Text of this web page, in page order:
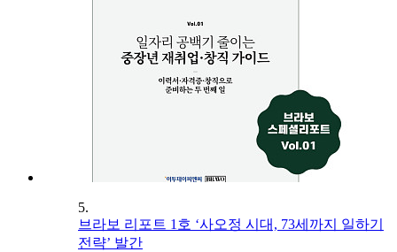
5.
브라보 리포트 1호 ‘사오정 시대, 73세까지 일하기
전략’ 발간